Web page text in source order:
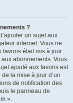
?
un sujet aux
internet. Vous ne
favoris était mis à jour.
abonnements. Vous
ajouté aux favoris est
la mise à jour d’un
de notification des
le panneau de
».